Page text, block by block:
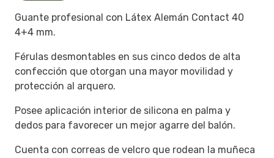
Guante profesional con Látex Alemán Contact 40
4+4 mm.
Férulas desmontables en sus cinco dedos de alta
confección que otorgan una mayor movilidad y
protección al arquero.
Posee aplicación interior de silicona en palma y
dedos para favorecer un mejor agarre del balón.
Cuenta con correas de velcro que rodean la muñeca